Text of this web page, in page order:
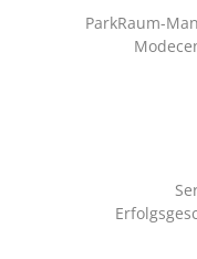
ParkRaum-